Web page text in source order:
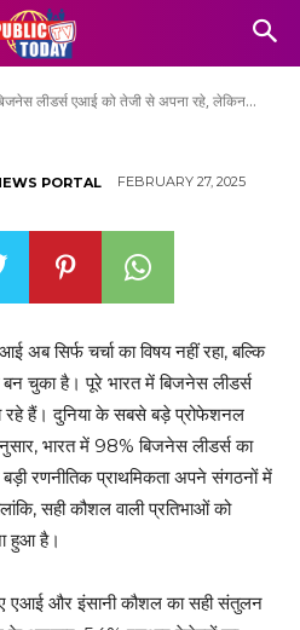
लीडर्स एआई को तेजी से अपना रहे, लेकिन...
प्रतिभाओं की तलाश अब
PORTAL FEBRUARY 27, 2025
अब सिर्फ चर्चा का विषय नहीं रहा, बल्कि
बन चुका है। पूरे भारत में बिजनेस लीडर्स
हैं। दुनिया के सबसे बड़े प्रोफेशनल
भारत में 98% बिजनेस लीडर्स का
रणनीतिक प्राथमिकता अपने संगठनों में
सही कौशल वाली प्रतिभाओं को
हुआ है।
एआई और इंसानी कौशल का सही संतुलन